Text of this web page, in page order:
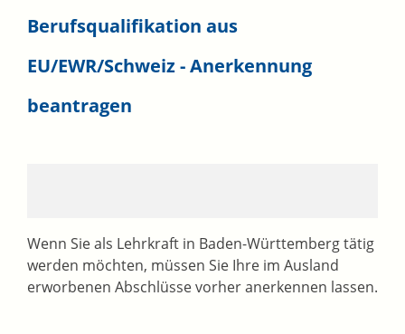
Berufsqualifikation aus
EU/EWR/Schweiz - Anerkennung
beantragen
Wenn Sie als Lehrkraft in Baden-Württemberg tätig
werden möchten, müssen Sie Ihre im Ausland
erworbenen Abschlüsse vorher anerkennen lassen.